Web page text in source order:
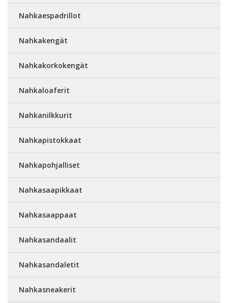
Nahkaespadrillot
Nahkakengät
Nahkakorkokengät
Nahkaloaferit
Nahkanilkkurit
Nahkapistokkaat
Nahkapohjalliset
Nahkasaapikkaat
Nahkasaappaat
Nahkasandaalit
Nahkasandaletit
Nahkasneakerit